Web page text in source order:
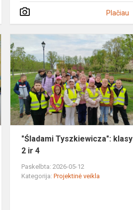
Plačiau
"Zwierzęta
polskich
lasów"
"Śladami Tyszkiewicza": klasy
2 ir 4
Paskelbta: 2026-05-12
Kategorija:Projektinė veikla